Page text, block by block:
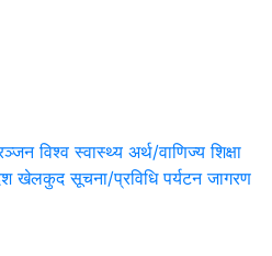
विश्व स्वास्थ्य अर्थ/वाणिज्य शिक्षा
खेलकुद सूचना/प्रविधि पर्यटन जागरण